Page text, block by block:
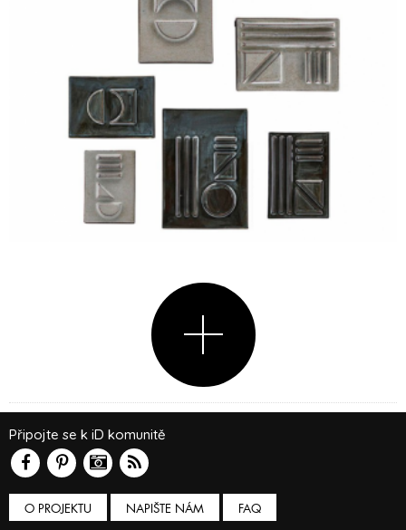
O PROJEKTU NAPIŠTE NÁM
Připojte se k iD komunitě
FAQ